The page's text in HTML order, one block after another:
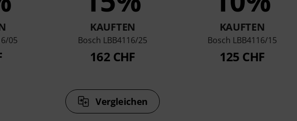
05
KAUFTEN
Bosch LBB4116/25
162 CHF
KAUFTEN
Bosch LBB4116/15
125 CHF
Vergleichen